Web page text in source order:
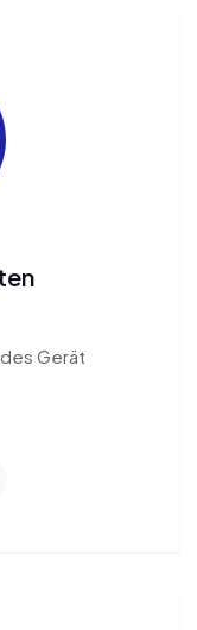
Gerät